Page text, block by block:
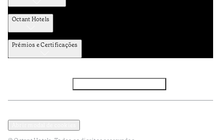
Octant Hotels
Prémios e Certificações